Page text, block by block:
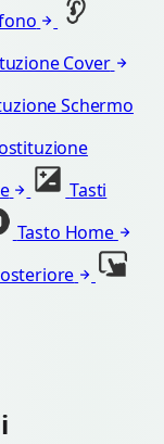
Cover
Schermo
Tasti
Tasto Home